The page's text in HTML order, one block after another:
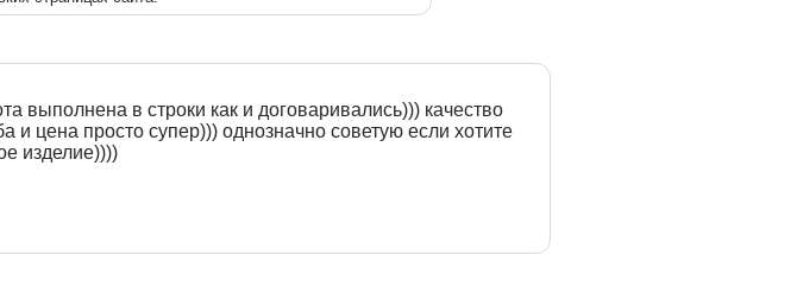
выполнена в строки как и договаривались))) качество
и цена просто супер))) однозначно советую если хотите
изделие))))